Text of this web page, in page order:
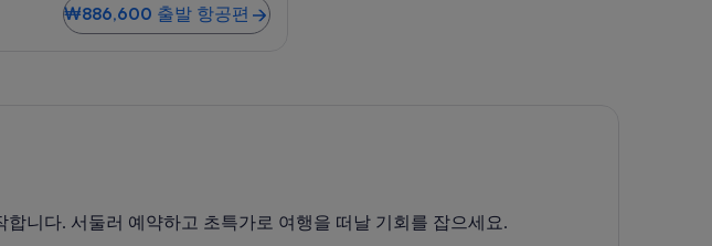
₩886,600 출발 항공편
니다. 서둘러 예약하고 초특가로 여행을 떠날 기회를 잡으세요.